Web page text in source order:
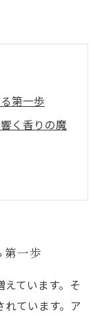
第一歩
く香りの魔
な香りが効
たに最適な
の実践例
第一歩
ています。そ
ています。ア